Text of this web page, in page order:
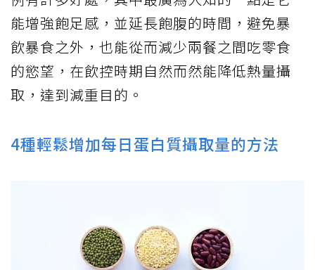
能增強飽足感，並延長飽腹的時間，避免暴
飲暴食之外，也能從而減少兩餐之間吃零食
的慾望，在飲控時期自然而然能降低熱量攝
取，達到減重目的。
4種輕鬆增加每日蛋白質攝取量的方法